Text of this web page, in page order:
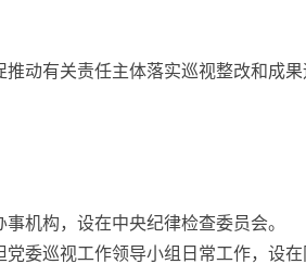
动有关责任主体落实巡视整改和成果
构，设在中央纪律检查委员会。
巡视工作领导小组日常工作，设在